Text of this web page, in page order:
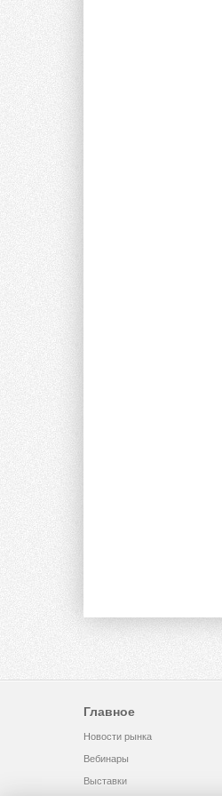
Главное
Новости рынка
Вебинары
Выставки